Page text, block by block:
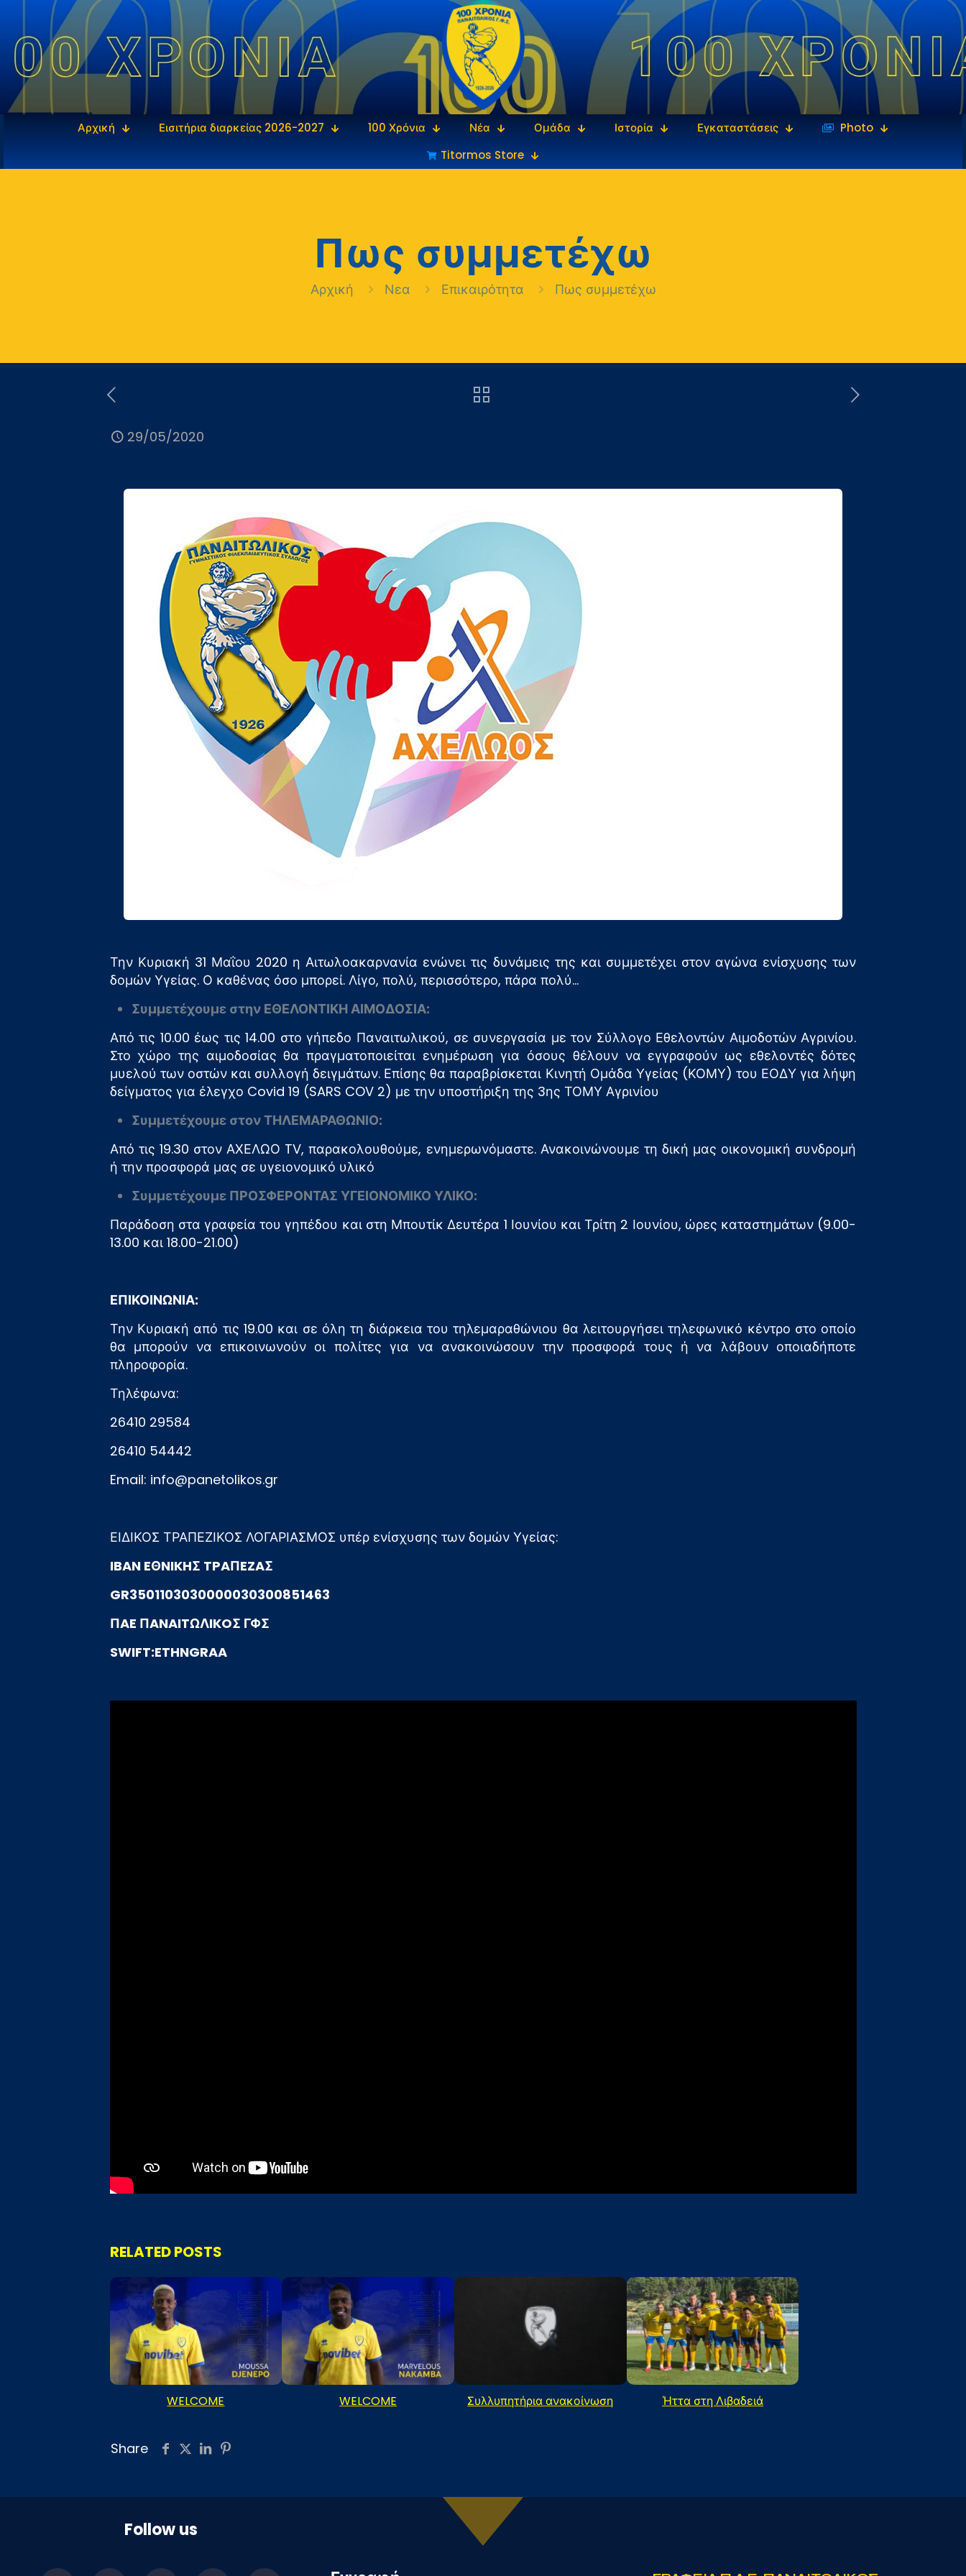
Αρχική Εισιτήρια διαρκείας 2026-2027 100 Χρόνια Νέα Ομάδα Ιστορία Εγκαταστάσεις
‎‏‏‎ ‎Photo
Titormos Store
Πως συμμετέχω
Αρχική Νεα Επικαιρότητα Πως συμμετέχω
29/05/2020
Την Κυριακή 31 Μαΐου 2020 η Αιτωλοακαρνανία ενώνει τις δυνάμεις της και συμμετέχει στον αγώνα ενίσχυσης των
δομών Υγείας. Ο καθένας όσο μπορεί. Λίγο, πολύ, περισσότερο, πάρα πολύ…
Συμμετέχουμε στην ΕΘΕΛΟΝΤΙΚΗ ΑΙΜΟΔΟΣΙΑ:
Από τις 10.00 έως τις 14.00 στο γήπεδο Παναιτωλικού, σε συνεργασία με τον Σύλλογο Εθελοντών Αιμοδοτών Αγρινίου.
Στο χώρο της αιμοδοσίας θα πραγματοποιείται ενημέρωση για όσους θέλουν να εγγραφούν ως εθελοντές δότες
μυελού των οστών και συλλογή δειγμάτων. Επίσης θα παραβρίσκεται Κινητή Ομάδα Υγείας (ΚΟΜΥ) του ΕΟΔΥ για λήψη
δείγματος για έλεγχο Covid 19 (SARS COV 2) με την υποστήριξη της 3ης ΤΟΜΥ Αγρινίου
Συμμετέχουμε στον ΤΗΛΕΜΑΡΑΘΩΝΙΟ:
Από τις 19.30 στον ΑΧΕΛΩΟ TV, παρακολουθούμε, ενημερωνόμαστε. Ανακοινώνουμε τη δική μας οικονομική συνδρομή
ή την προσφορά μας σε υγειονομικό υλικό
Συμμετέχουμε ΠΡΟΣΦΕΡΟΝΤΑΣ ΥΓΕΙΟΝΟΜΙΚΟ ΥΛΙΚΟ:
Παράδοση στα γραφεία του γηπέδου και στη Μπουτίκ Δευτέρα 1 Ιουνίου και Τρίτη 2 Ιουνίου, ώρες καταστημάτων (9.00-
13.00 και 18.00-21.00)
ΕΠΙΚΟΙΝΩΝΙΑ:
Την Κυριακή από τις 19.00 και σε όλη τη διάρκεια του τηλεμαραθώνιου θα λειτουργήσει τηλεφωνικό κέντρο στο οποίο
θα μπορούν να επικοινωνούν οι πολίτες για να ανακοινώσουν την προσφορά τους ή να λάβουν οποιαδήποτε
πληροφορία.
Τηλέφωνα:
26410 29584
26410 54442
Email: info@panetolikos.gr
ΕΙΔΙΚΟΣ ΤΡΑΠΕΖΙΚΟΣ ΛΟΓΑΡΙΑΣΜΟΣ υπέρ ενίσχυσης των δομών Υγείας:
IBAN EΘNIKHΣ TPAΠEZAΣ
GR3501103030000030300851463
ΠAE ΠANAITΩΛIKOΣ ΓΦΣ
SWIFT:ETHNGRAA
RELATED POSTS
WELCOME WELCOME Συλλυπητήρια ανακοίνωση Ήττα στη Λιβαδειά
Share
Follow us